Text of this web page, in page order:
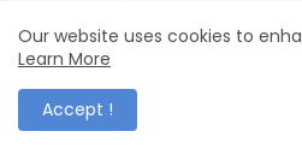
Our website uses cookies to
Learn More
Accept !